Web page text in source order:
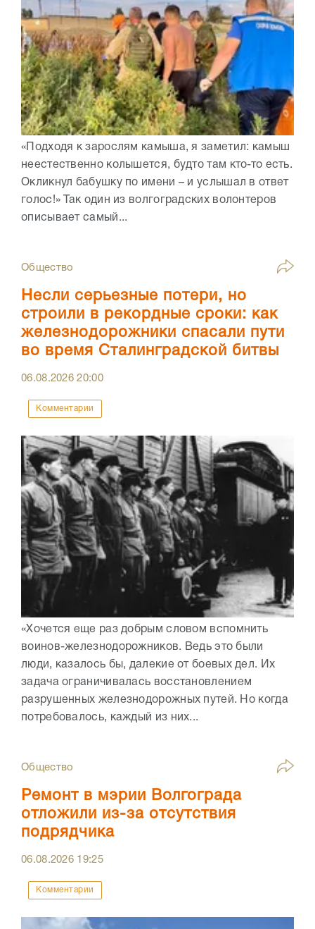
«Подходя к зарослям камыша, я заметил: камыш
неестественно колышется, будто там кто-то есть.
Окликнул бабушку по имени – и услышал в ответ
голос!» Так один из волгоградских волонтеров
описывает самый...
Общество
Несли серьезные потери, но
строили в рекордные сроки: как
железнодорожники спасали пути
во время Сталинградской битвы
06.08.202620:00
Комментарии
«Хочется еще раз добрым словом вспомнить
воинов-железнодорожников. Ведь это были
люди, казалось бы, далекие от боевых дел. Их
задача ограничивалась восстановлением
разрушенных железнодорожных путей. Но когда
потребовалось, каждый из них...
Общество
Ремонт в мэрии Волгограда
отложили из-за отсутствия
подрядчика
06.08.2026 19:25
Комментарии